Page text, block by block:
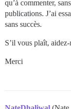
qu’à commenter,
publications. J’ai
sans succès.
S’il vous plaît,
Merci